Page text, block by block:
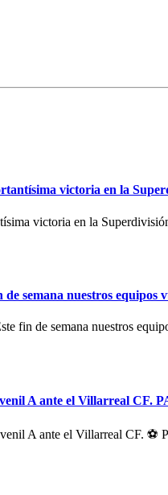
victoria en la
victoria en la
semana nuestros equipos
fin de semana nuestros
A ante el Villarreal CF.
A ante el Villarreal CF.